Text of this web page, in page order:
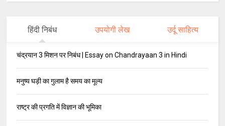
हिंदी निबंध उपयोगी लेख उर्दू साहित्य
चंद्रयान 3 मिशन पर निबंध | Essay on Chandrayaan 3 in Hindi
मनुष्य घड़ी का गुलाम है समय का मूल्य
राष्ट्र की प्रगति में विज्ञान की भूमिका